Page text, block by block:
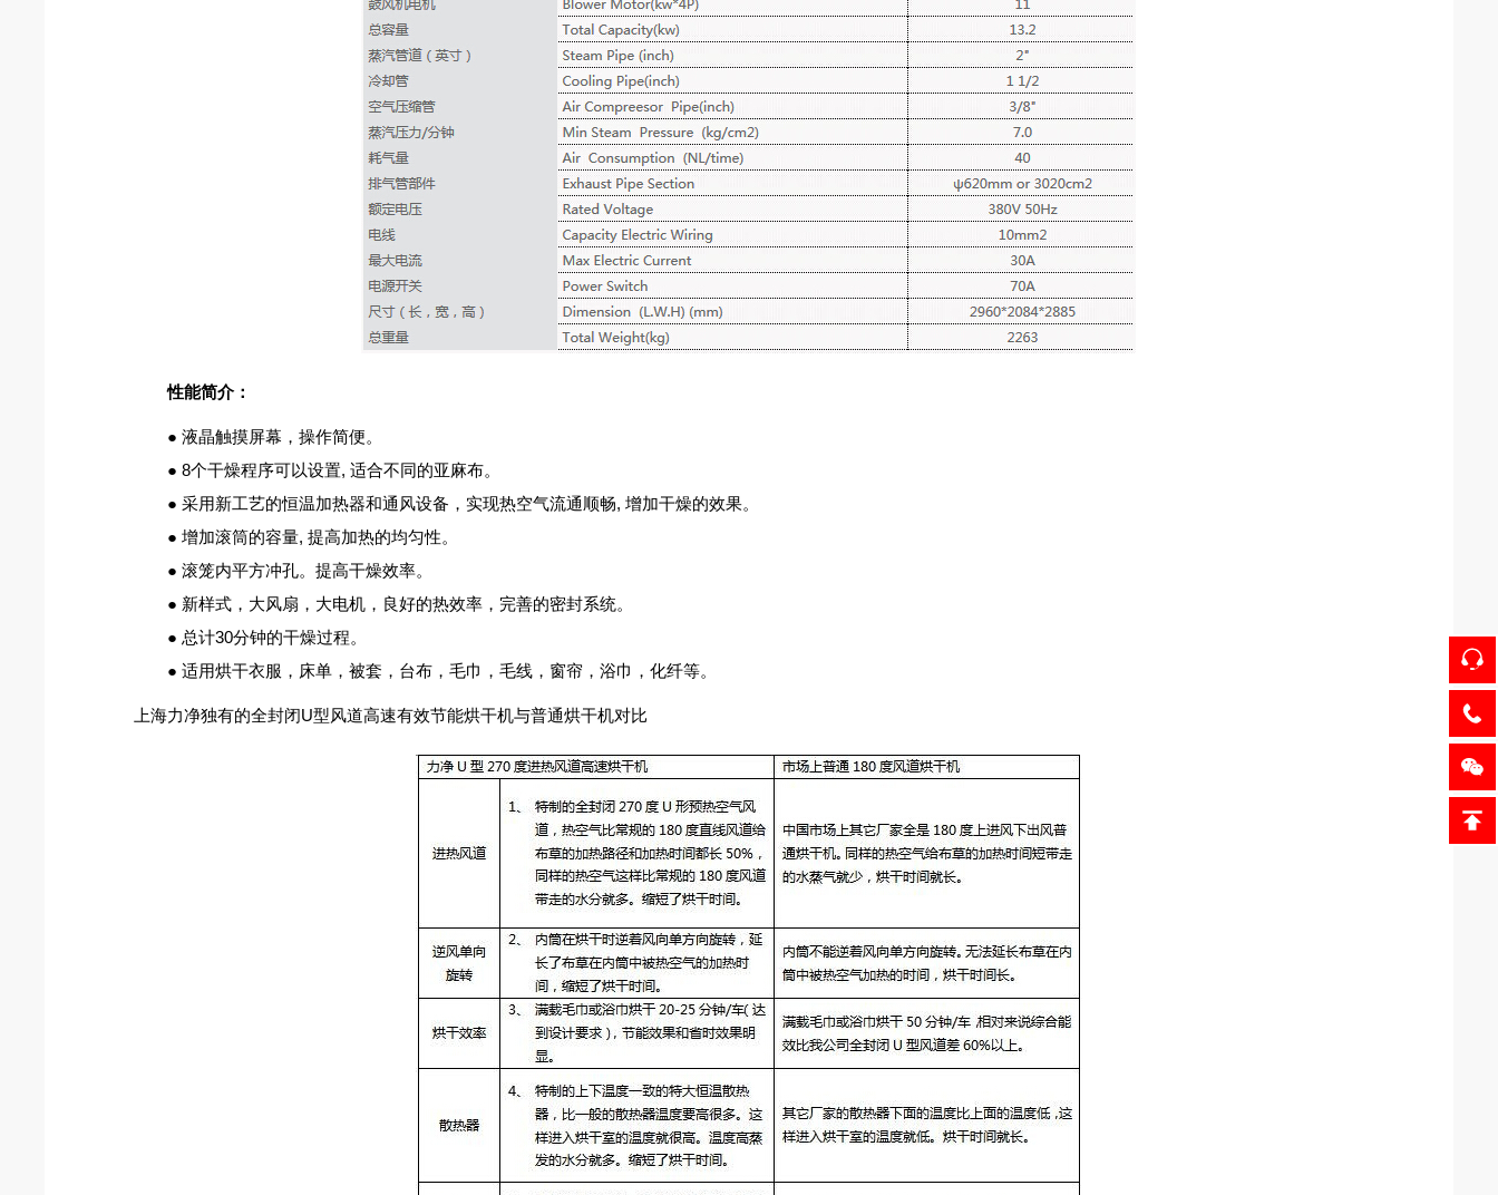
性能简介：
● 液晶触摸屏幕，操作简便。
● 8个干燥程序可以设置, 适合不同的亚麻布。
● 采用新工艺的恒温加热器和通风设备，实现热空气流通顺畅, 增加干燥的效果。
● 增加滚筒的容量, 提高加热的均匀性。
● 滚笼内平方冲孔。提高干燥效率。
● 新样式，大风扇，大电机，良好的热效率，完善的密封系统。
● 总计30分钟的干燥过程。
● 适用烘干衣服，床单，被套，台布，毛巾，毛线，窗帘，浴巾，化纤等。
上海力净独有的全封闭U型风道高速有效节能烘干机与普通烘干机对比